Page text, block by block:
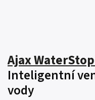
Ajax
Inteligentní
vody